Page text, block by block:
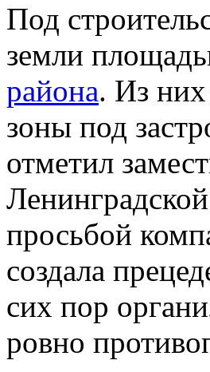
Под
земли
района. Из них
зоны под
отметил
просьбой
создала
сих пор
ровно